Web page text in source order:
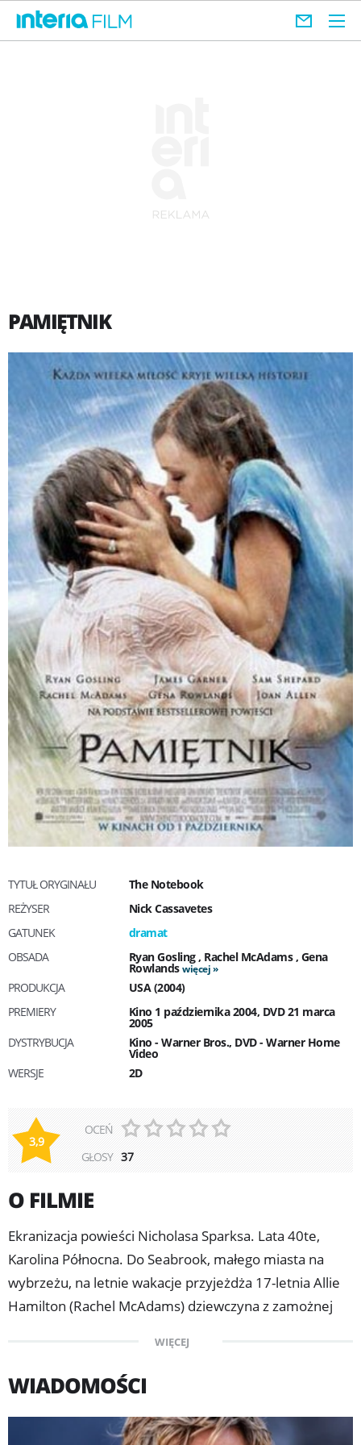
PAMIĘTNIK
TYTUŁ ORYGINAŁU
The Notebook
REŻYSER
Nick Cassavetes
GATUNEK
dramat
OBSADA
Ryan Gosling, Rachel McAdams, Gena
Rowlands więcej
PRODUKCJA
USA (2004)
PREMIERY
Kino 1 października 2004, DVD 21 marca
2005
DYSTRYBUCJA
Kino - Warner Bros., DVD - Warner Home
Video
WERSJE
2D
3,9
OCEŃ
GŁOSY 37
O FILMIE
Ekranizacja powieści Nicholasa Sparksa. Lata 40te,
Karolina Północna. Do Seabrook, małego miasta na
wybrzeżu, na letnie wakacje przyjeżdża 17-letnia Allie
Hamilton (Rachel McAdams) dziewczyna z zamożnej
Calhouna (Ryan Gosling), chłopaka, który pracuje w
miejscowej fabryce. Chociaż oboje pochodzą z różnych
światów nic nie jest w stanie powstrzymać budzącego
się uczucia. Jednak opór rodziców Allie i wybuch II
WIĘCEJ
WIADOMOŚCI